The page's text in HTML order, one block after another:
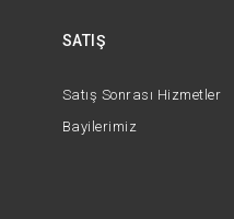
SATIŞ
Satış Sonrası Hizmetler
Bayilerimiz